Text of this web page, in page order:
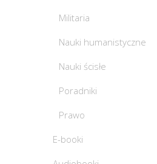
Militaria
Nauki humanistyczne
Nauki ścisłe
Poradniki
Prawo
E-booki